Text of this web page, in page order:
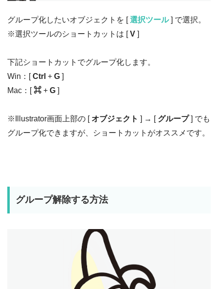
グループ化したいオブジェクトを [選択ツール] で選択。
※選択ツールのショートカットは [V ]
下記ショートカットでグループ化します。
Win：[Ctrl + G ]
Mac：[ ⌘ + G ]
※Illustrator画面上部の [ オブジェクト ] → [ グループ] でも
グループ化できますが、ショートカットがオススメです。
グループ解除する方法